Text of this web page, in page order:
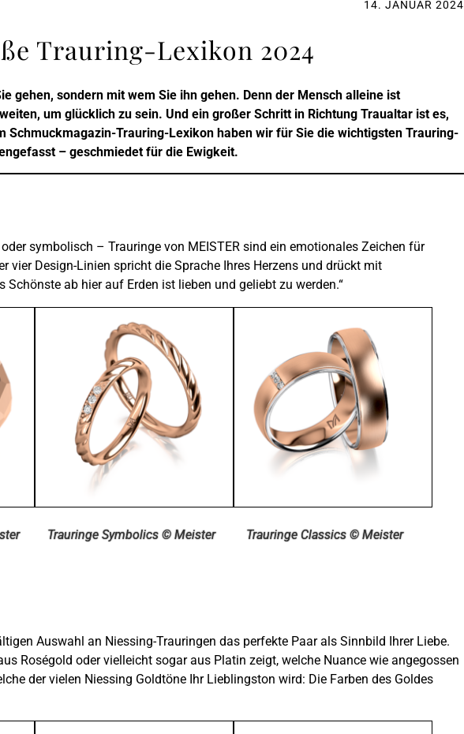
14. JANUAR 2024
Trauring-Lexikon 2024
gehen, sondern mit wem Sie ihn gehen. Denn der Mensch alleine ist
um glücklich zu sein. Und ein großer Schritt in Richtung Traualtar ist es,
Schmuckmagazin-Trauring-Lexikon haben wir für Sie die wichtigsten Trauring-
– geschmiedet für die Ewigkeit.
symbolisch – Trauringe von MEISTER sind ein emotionales Zeichen für
vier Design-Linien spricht die Sprache Ihres Herzens und drückt mit
Schönste ab hier auf Erden ist lieben und geliebt zu werden.“
Trauringe Symbolics © Meister Trauringe Classics © Meister
Auswahl an Niessing-Trauringen das perfekte Paar als Sinnbild Ihrer Liebe.
Roségold oder vielleicht sogar aus Platin zeigt, welche Nuance wie angegossen
der vielen Niessing Goldtöne Ihr Lieblingston wird: Die Farben des Goldes